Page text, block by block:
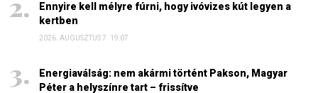
Ennyire kell mélyre fúrni, hogy ivóvizes kút legyen a
kertben
2026. AUGUSZTUS 7. 19:07
Energiaválság: nem akármi történt Pakson, Magyar
Péter a helyszínre tart – frissítve